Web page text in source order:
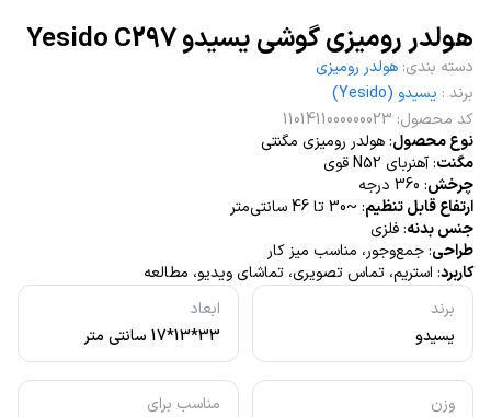
هولدر رومیزی گوشی یسیدو Yesido C297
برند
یسیدو
ابعاد
33*13*17 سانتی متر
وزن
مناسب برای
دسته بندی: هولدر رومیزی
برند : یسیدو (Yesido)
کد محصول:
1101411000000023
نوع محصول: هولدر رومیزی مگنتی
مگنت: آهنربای N52 قوی
چرخش: 360 درجه
ارتفاع قابل تنظیم: ~30 تا 46 سانتی‌متر
جنس بدنه: فلزی
طراحی: جمع‌وجور، مناسب میز کار
کاربرد: استریم، تماس تصویری، تماشای ویدیو، مطالعه